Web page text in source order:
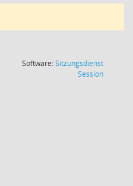
Software:Sitzungsdienst
Session(Wird in